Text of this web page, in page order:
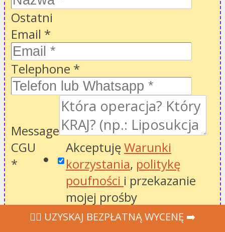
Ostatni
Email *
Telephone *
Message
CGU
*
AkceptujęWarunki
korzystania, politykę
poufności i przekazanie
mojej prośby
pracownikom służby
‍👩‍⚕ UZYSKAJ BEZPŁATNĄ WYCENĘ ➡️